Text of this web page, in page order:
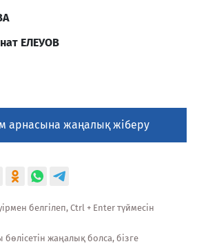
ЕЛЕУОВ
арнасына жаңалық жіберу
белгілеп, Ctrl + Enter түймесін
жаңалық болса, бізге